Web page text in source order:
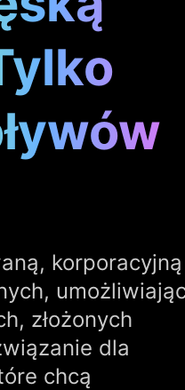
korporacyjną
złożonych
dla
chcą